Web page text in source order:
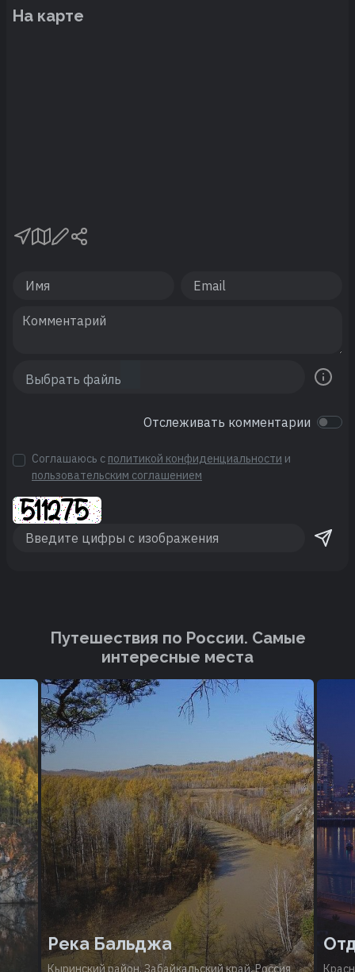
На карте
Отслеживать комментарии
Соглашаюсь с политикой конфиденциальности и
пользовательским соглашением
Путешествия по России. Cамые
интересные места
Река Бальджа
Кыринский район, Забайкальский край, Россия